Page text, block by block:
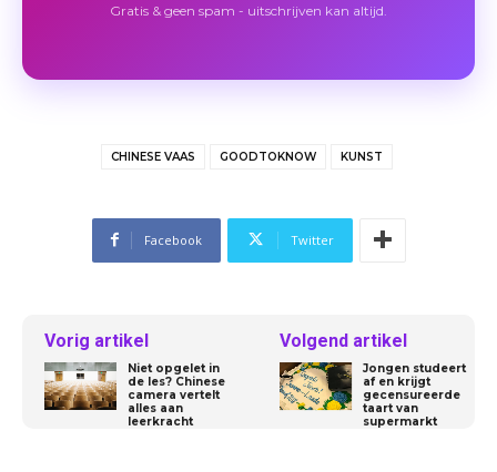
Gratis & geen spam - uitschrijven kan altijd.
CHINESE VAAS GOODTOKNOW KUNST
Facebook Twitter
Vorig artikel
Niet opgelet in
de les? Chinese
camera vertelt
alles aan
leerkracht
Volgend artikel
Jongen studeert
af en krijgt
gecensureerde
taart van
supermarkt